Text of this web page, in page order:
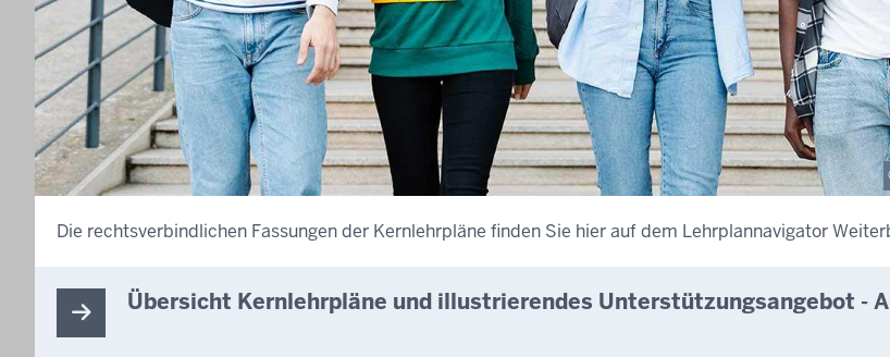
Die rechtsverbindlichen Fassungen der Kernlehrpläne finden Sie hier auf dem Lehrplannavigator
Übersicht Kernlehrpläne und illustrierendes Unterstützungsangebot -